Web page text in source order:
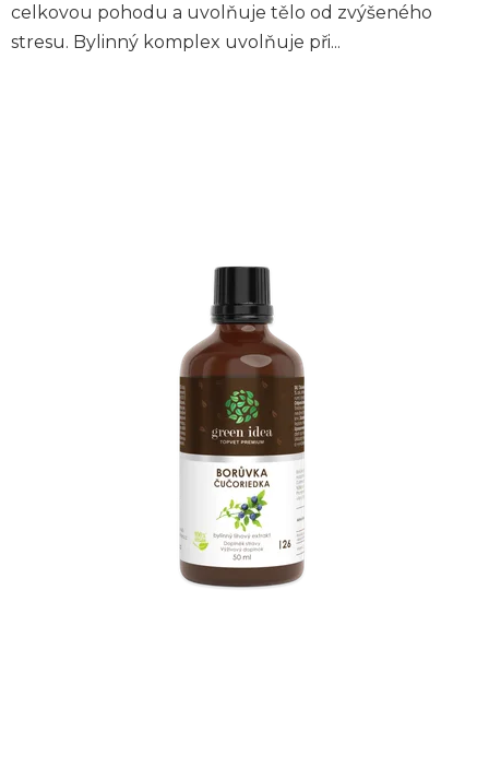
celkovou pohodu a uvolňuje tělo od zvýšeného
stresu. Bylinný komplex uvolňuje při...